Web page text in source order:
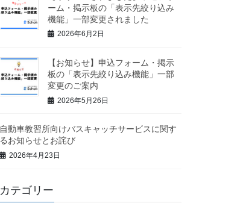
ーム・掲示板の「表示先絞り込み
機能」一部変更されました
2026年6月2日
【お知らせ】申込フォーム・掲示
板の「表示先絞り込み機能」一部
変更のご案内
2026年5月26日
自動車教習所向けバスキャッチサービスに関す
るお知らせとお詫び
2026年4月23日
カテゴリー